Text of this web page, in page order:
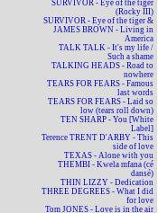
SURVIVOR - Eye of the tiger
(Rocky III)
SURVIVOR - Eye of the tiger &
JAMES BROWN - Living in
America
TALK TALK - It's my life /
Such a shame
TALKING HEADS - Road to
nowhere
TEARS FOR FEARS - Famous
last words
TEARS FOR FEARS - Laid so
low (tears roll down)
TEN SHARP - You [White
Label]
Terence TRENT D'ARBY - This
side of love
TEXAS - Alone with you
THEMBI - Kwela mfana (cé
dansé)
THIN LIZZY - Dedication
THREE DEGREES - What I did
for love
Tom JONES - Love is in the air